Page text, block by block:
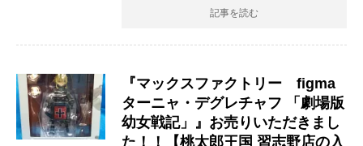
記事を読む
『マックスファクトリー figma ​
ターニャ・デグレチャフ ​「劇場版
​幼女戦記」』お売りいただきまし
た！！【桃太郎王国 習志野店の入